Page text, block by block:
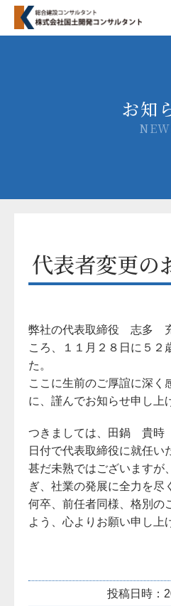
お知
代表者変更の
弊社の代表取締役 志多
ころ、１１月２８日に５２
た。
ここに生前のご厚誼に深く
に、謹んでお知らせ申し上
つきましては、田鍋 貴時
日付で代表取締役に就任い
甚だ未熟ではございますが
ぎ、社業の発展に全力を尽
何卒、前任者同様、格別の
よう、心よりお願い申し上
投稿日時：